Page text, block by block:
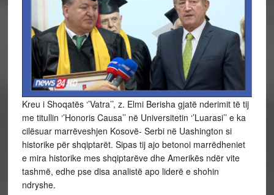
Kreu i Shoqatës ‘’Vatra’’, z. Elmi Berisha gjatë nderimit të tij
me titullin ‘’Honoris Causa’’ në Universitetin ‘’Luarasi’’ e ka
cilësuar marrëveshjen Kosovë- Serbi në Uashington si
historike për shqiptarët. Sipas tij ajo betonoi marrëdheniet
e mira historike mes shqiptarëve dhe Amerikës ndër vite
tashmë, edhe pse disa analistë apo liderë e shohin
ndryshe.